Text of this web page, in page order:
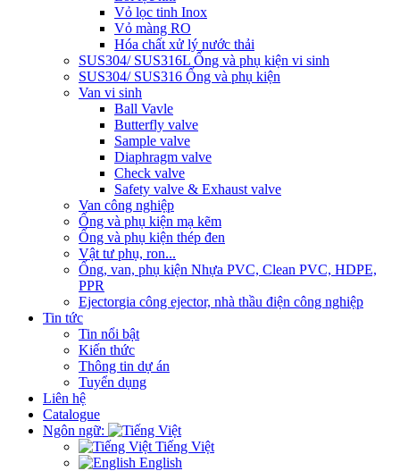
Vỏ lọc tinh Inox
Vỏ màng RO
Hóa chất xử lý nước thải
SUS304/ SUS316L Ống và phụ kiện vi sinh
SUS304/ SUS316 Ống và phụ kiện
Van vi sinh
Ball Vavle
Butterfly valve
Sample valve
Diaphragm valve
Check valve
Safety valve & Exhaust valve
Van công nghiệp
Ống và phụ kiện mạ kẽm
Ống và phụ kiện thép đen
Vật tư phụ, ron...
Ống, van, phụ kiện Nhựa PVC, Clean PVC, HDPE,
PPR
Ejectorgia công ejector, nhà thầu điện công nghiệp
Tin tức
Tin nổi bật
Kiến thức
Thông tin dự án
Tuyển dụng
Liên hệ
Catalogue
Ngôn ngữ:
Tiếng Việt
English